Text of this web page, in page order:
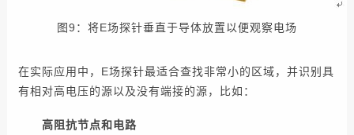
图9：将E场探针垂直于导体放置以便观察电场
在实际应用中，E场探针最适合查找非常小的区域，并识别具
有相对高电压的源以及没有端接的源，比如：
高阻抗节点和电路